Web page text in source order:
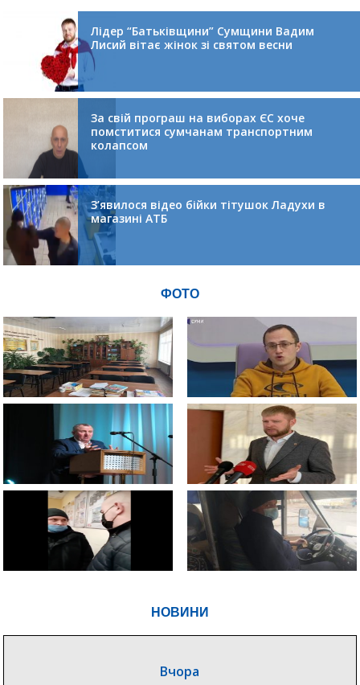
НОВИНИ
Вчора
Лідер “Батьківщини” Сумщини Вадим
Лисий вітає жінок зі святом весни
За свій програш на виборах ЄС хоче
помститися сумчанам транспортним
колапсом
З’явилося відео бійки тітушок Ладухи в
магазині АТБ
ФОТО